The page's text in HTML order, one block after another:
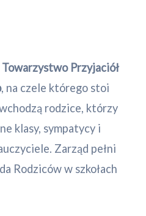
Towarzystwo Przyjaciół
, na czele którego stoi
rodzice, którzy
klasy, sympatycy i
Zarząd pełni
Rodziców w szkołach